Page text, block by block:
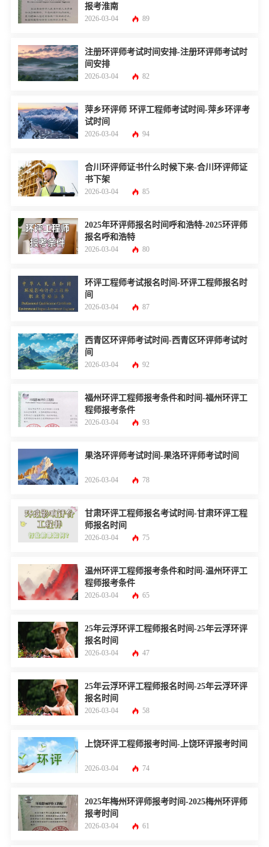
报考淮南
2026-03-04 89
注册环评师考试时间安排-注册环评师考试时
间安排
2026-03-04 82
萍乡环评师 环评工程师考试时间-萍乡环评考
试时间
2026-03-04 94
合川环评师证书什么时候下来-合川环评师证
书下架
2026-03-04 85
2025年环评师报名时间呼和浩特-2025环评师
报名呼和浩特
2026-03-04 80
环评工程师考试报名时间-环评工程师报名时
间
2026-03-04 87
西青区环评师考试时间-西青区环评师考试时
间
2026-03-04 92
福州环评工程师报考条件和时间-福州环评工
程师报考条件
2026-03-04 93
果洛环评师考试时间-果洛环评师考试时间
2026-03-04 78
甘肃环评工程师报名考试时间-甘肃环评工程
师报名时间
2026-03-04 75
温州环评工程师报考条件和时间-温州环评工
程师报考条件
2026-03-04 65
25年云浮环评工程师报名时间-25年云浮环评
报名时间
2026-03-04 47
25年云浮环评工程师报名时间-25年云浮环评
报名时间
2026-03-04 58
上饶环评工程师报考时间-上饶环评报考时间
2026-03-04 74
2025年梅州环评师报考时间-2025梅州环评师
报考时间
2026-03-04 61